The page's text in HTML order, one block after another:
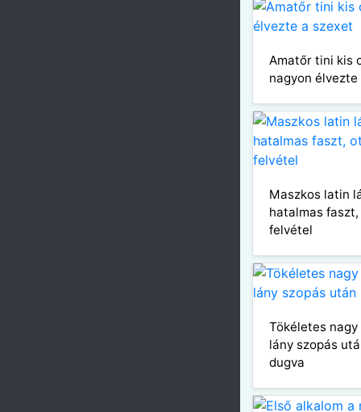
Amatőr tini kis
nagyon
Maszkos latin
hatalmas
felvétel
Tökéletes
lány szopás
dugva